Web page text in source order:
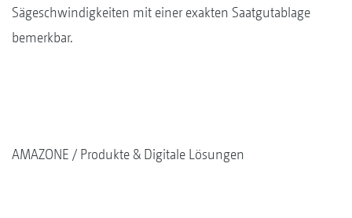
Sägeschwindigkeiten mit einer exakten Saatgutablage
bemerkbar.
AMAZONE Produkte & Digitale Lösungen